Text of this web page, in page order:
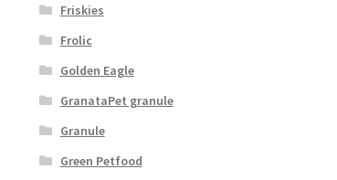
Friskies
Frolic
Golden Eagle
GranataPet granule
Granule
Green Petfood